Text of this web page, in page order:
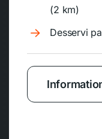
(2 km)
Desservi